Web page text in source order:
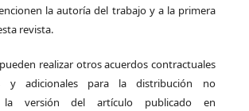
la autoría del trabajo y a la primera
revista.
realizar otros acuerdos contractuales
y adicionales para la distribución no
la versión del artículo publicado en